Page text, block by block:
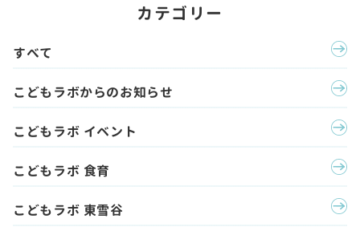
カテゴリー
すべて
こどもラボからのお知らせ
こどもラボ イベント
こどもラボ 食育
こどもラボ 東雪谷